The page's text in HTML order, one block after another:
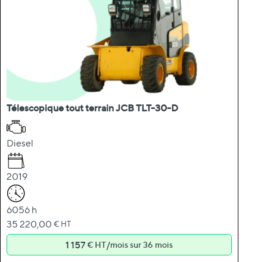
Télescopique tout terrain JCB TLT-30-D
Diesel
2019
6056 h
35 220,00 € HT
1 157€ HT/mois sur 36 mois